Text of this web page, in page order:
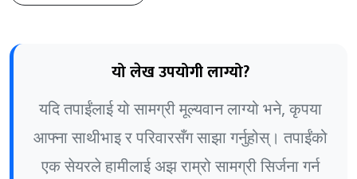
यो लेख उपयोगी लाग्यो?
यदि तपाईंलाई यो सामग्री मूल्यवान लाग्यो भने, कृपया
आफ्ना साथीभाइ र परिवारसँग साझा गर्नुहोस्। तपाईंको
एक सेयरले हामीलाई अझ राम्रो सामग्री सिर्जना गर्न